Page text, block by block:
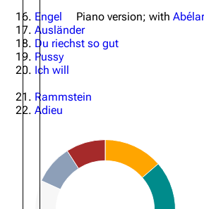
Christian Lorenz
Engel
Piano version; with
Ausländer
Du riechst so gut
Pussy
Ich will
Rammstein
Adieu